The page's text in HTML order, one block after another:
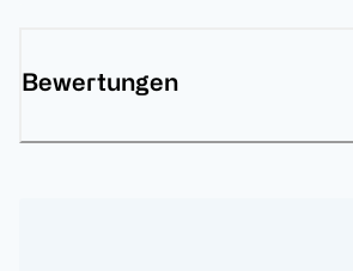
Bewertungen